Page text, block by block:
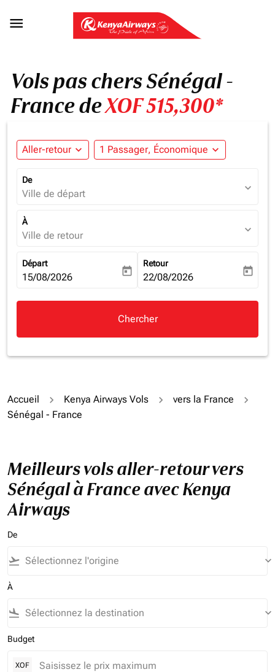

Vols pas chers Sénégal -
France deXOF 515,300*
Aller-retour expand_more 1 Passager, Économique expand_more
De
Ville de départ expand_more
À
Ville de retour expand_more
Départ
fc-booking-departure-date-aria-label
15/08/2026 today
Retour
fc-booking-return-date-aria-
22/08/2026 today
Chercher
Accueil Kenya Airways Vols
vers la France
Sénégal - France
Meilleurs vols aller-retour vers
Sénégal à France avec Kenya
Airways
De
flight_takeoff keyboard_arrow_down
À
flight_land keyboard_arrow_down
Budget
XOF